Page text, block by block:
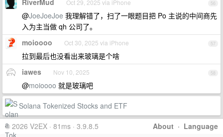
56
RiverMud Oct 29, 2025 via iPhone
@JoeJoeJoe 我理解错了，扫了一眼题目把 Po 主说的中间商先
入为主当做 qh 公司了。
57
moioooo Oct 30, 2025 via iPhone
拉到最后也没看出来玻璃是个啥
58
iawes Nov 10, 2025
@moioooo 就是玻璃吧
Solana Tokenized Stocks and ETF
About · Language
© 2026 V2EX · 81ms · 3.9.8.5